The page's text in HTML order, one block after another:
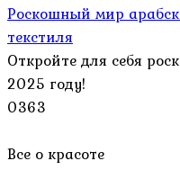
Роскошный мир
текстиля
Откройте для себя
2025 году!
0363
Все о красоте